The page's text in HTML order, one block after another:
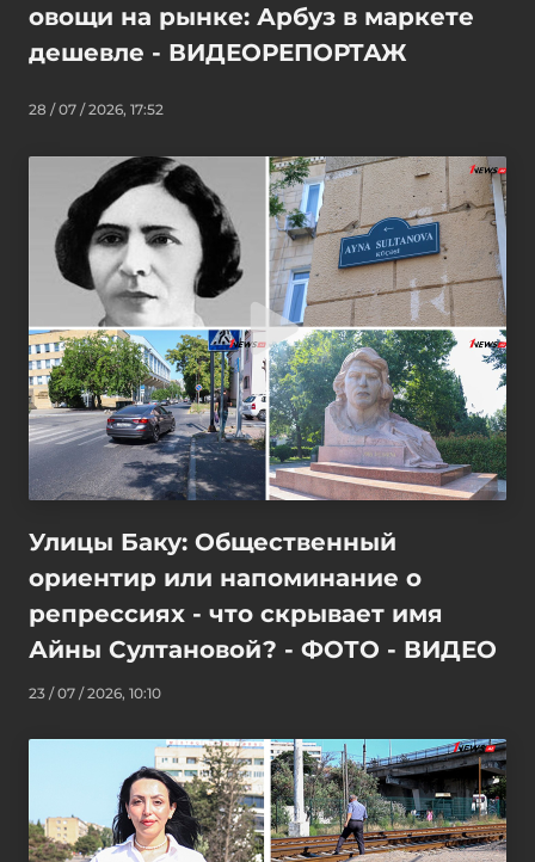
овощи на рынке: Арбуз в маркете
дешевле - ВИДЕОРЕПОРТАЖ
28 / 07 / 2026, 17:52
Улицы Баку: Общественный
ориентир или напоминание о
репрессиях - что скрывает имя
Айны Султановой? - ФОТО - ВИДЕО
23 / 07 / 2026, 10:10